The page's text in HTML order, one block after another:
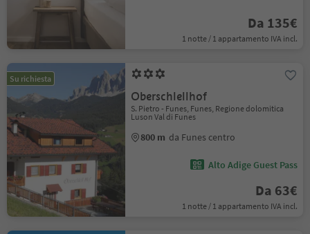
Da 135€
1 notte / 1 appartamento IVA incl.
Su richiesta
Oberschlellhof
S. Pietro - Funes, Funes, Regione dolomitica
Luson Val di Funes
800 m da Funes centro
Alto Adige Guest Pass
Da 63€
1 notte / 1 appartamento IVA incl.